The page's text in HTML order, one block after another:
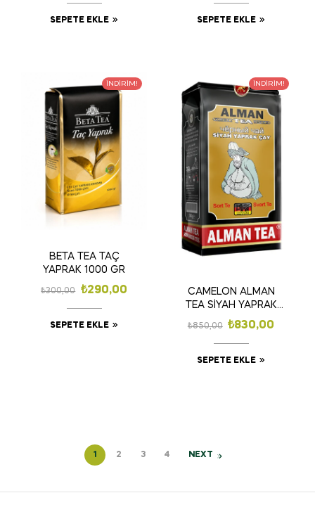
SEPETE EKLE SEPETE EKLE
İNDIRIM!
BETA TEA TAÇ
YAPRAK 1000 GR
₺300,00 ₺290,00
SEPETE EKLE
İNDIRIM!
CAMELON ALMAN
TEA SİYAH YAPRAK
ÇAY 1000
GR(bergamotlu)
₺850,00 ₺830,00
SEPETE EKLE
1 2 3 4 NEXT